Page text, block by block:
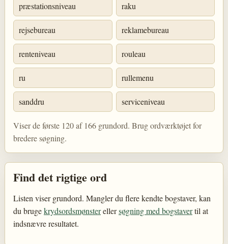
præstationsniveau raku
rejsebureau reklamebureau
renteniveau rouleau
ru rullemenu
sanddru serviceniveau
Viser de første 120 af 166 grundord. Brug ordværktøjet for
bredere søgning.
Find det rigtige ord
Listen viser grundord. Mangler du flere kendte bogstaver, kan
du brugekrydsordsmønsterellersøgning med bogstavertil at
indsnævre resultatet.